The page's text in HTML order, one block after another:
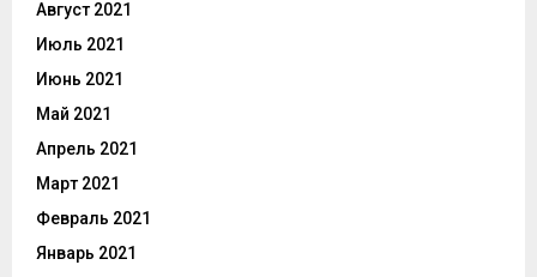
Август 2021
Июль 2021
Июнь 2021
Май 2021
Апрель 2021
Март 2021
Февраль 2021
Январь 2021